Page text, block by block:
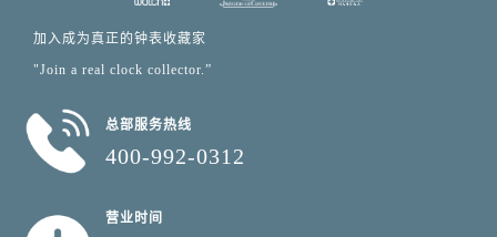
加入成为真正的钟表收藏家
"Join a real clock collector.”
总部服务热线
400-992-0312
营业时间